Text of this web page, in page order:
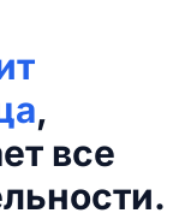
,
все